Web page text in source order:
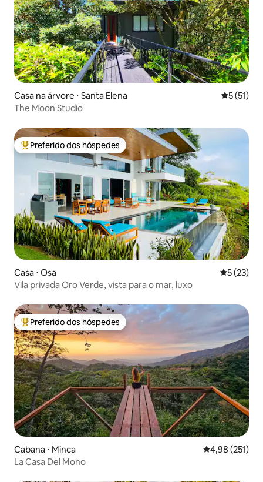
Casa na árvore ⋅ Santa Elena 5 de uma
5 (51)
The Moon Studio
Entre os melhores preferidos dos hóspedes
Preferido dos hóspedes
Casa ⋅ Osa 5 de uma
5 (23)
Vila privada Oro Verde, vista para o mar, luxo
Entre os melhores preferidos dos hóspedes
Preferido dos hóspedes
Cabana ⋅ Minca 4,98 de uma
4,98 (251)
La Casa Del Mono